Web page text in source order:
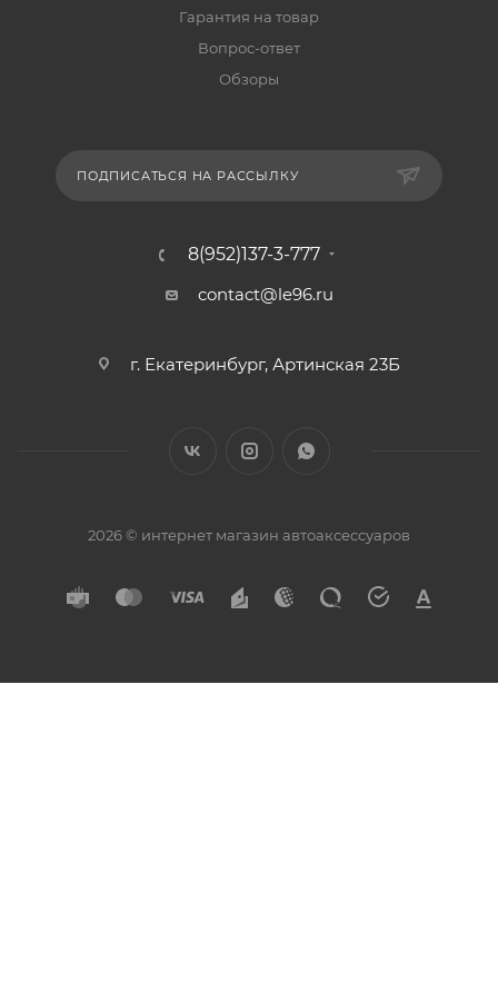
Гарантия на товар
Вопрос-ответ
Обзоры
ПОДПИСАТЬСЯ НА РАССЫЛКУ
8(952)137-3-777
contact@le96.ru
г. Екатеринбург, Артинская 23Б
2026 © интернет магазин автоаксессуаров